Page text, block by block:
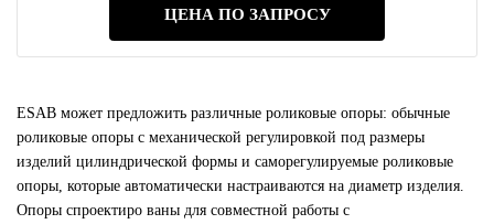
ЦЕНА ПО ЗАПРОСУ
ESAB может предложить различные роликовые опоры: обычные
роликовые опоры с механической регулировкой под размеры
изделий цилиндрической формы и саморегулируемые роликовые
опоры, которые автоматически настраиваются на диаметр изделия.
Опоры спроектиро ваны для совместной работы с